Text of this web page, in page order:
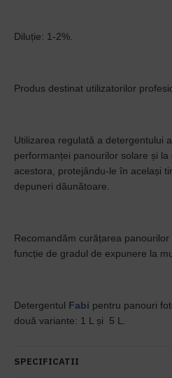
Diluție: 1-2%.
Produs destinat utilizatorilor
Utilizarea regulată a detergentului
performanței panourilor solare și
acestora, protejându-le în același
depuneri dăunătoare.
Recomandăm curățarea
funcție de gradul de expunere la
Detergentul Fabi pentru panouri
două variante: 1 L și 5 L.
SPECIFICATII